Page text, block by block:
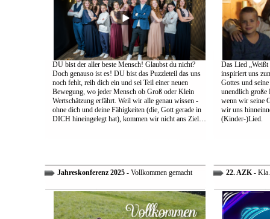
DU bist der aller beste Mensch! Glaubst du nicht?
Doch genauso ist es! DU bist das Puzzleteil das uns
noch fehlt, reih dich ein und sei Teil einer neuen
Bewegung, wo jeder Mensch ob Groß oder Klein
Wertschätzung erfährt. Weil wir alle genau wissen -
ohne dich und deine Fähigkeiten (die, Gott gerade in
DICH hineingelegt hat), kommen wir nicht ans Ziel…
Das Lied
inspiriert uns
Gottes und
unendlich große
wenn wir seine
wir uns
(Kinder-)Lied.
Jahreskonferenz 2025- Vollkommen gemacht 22. AZK-